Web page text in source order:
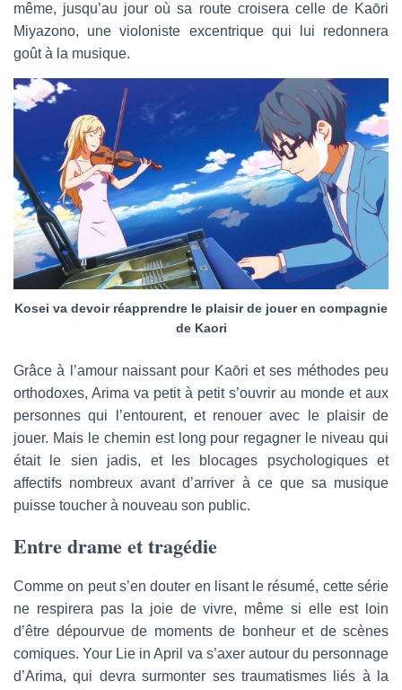
même, jusqu’au jour où sa route croisera celle de Kaōri
Miyazono, une violoniste excentrique qui lui redonnera
goût à la musique.
Kosei va devoir réapprendre le plaisir de jouer en compagnie
de Kaori
Grâce à l’amour naissant pour Kaōri et ses méthodes peu
orthodoxes, Arima va petit à petit s’ouvrir au monde et aux
personnes qui l’entourent, et renouer avec le plaisir de
jouer. Mais le chemin est long pour regagner le niveau qui
était le sien jadis, et les blocages psychologiques et
affectifs nombreux avant d’arriver à ce que sa musique
puisse toucher à nouveau son public.
Entre drame et tragédie
Comme on peut s’en douter en lisant le résumé, cette série
ne respirera pas la joie de vivre, même si elle est loin
d’être dépourvue de moments de bonheur et de scènes
comiques. Your Lie in April va s’axer autour du personnage
d’Arima, qui devra surmonter ses traumatismes liés à la